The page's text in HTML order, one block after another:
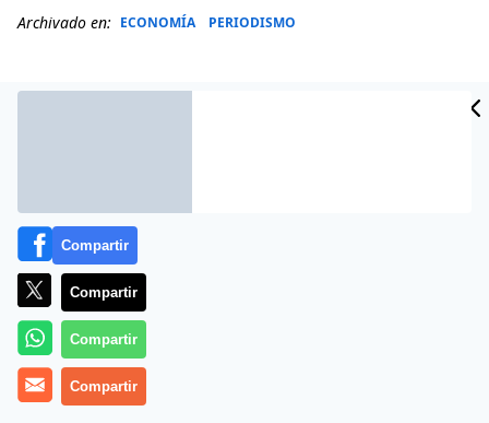
Archivado en: ECONOMÍA PERIODISMO
Más información
Compartir
Compartir
Compartir
Compartir